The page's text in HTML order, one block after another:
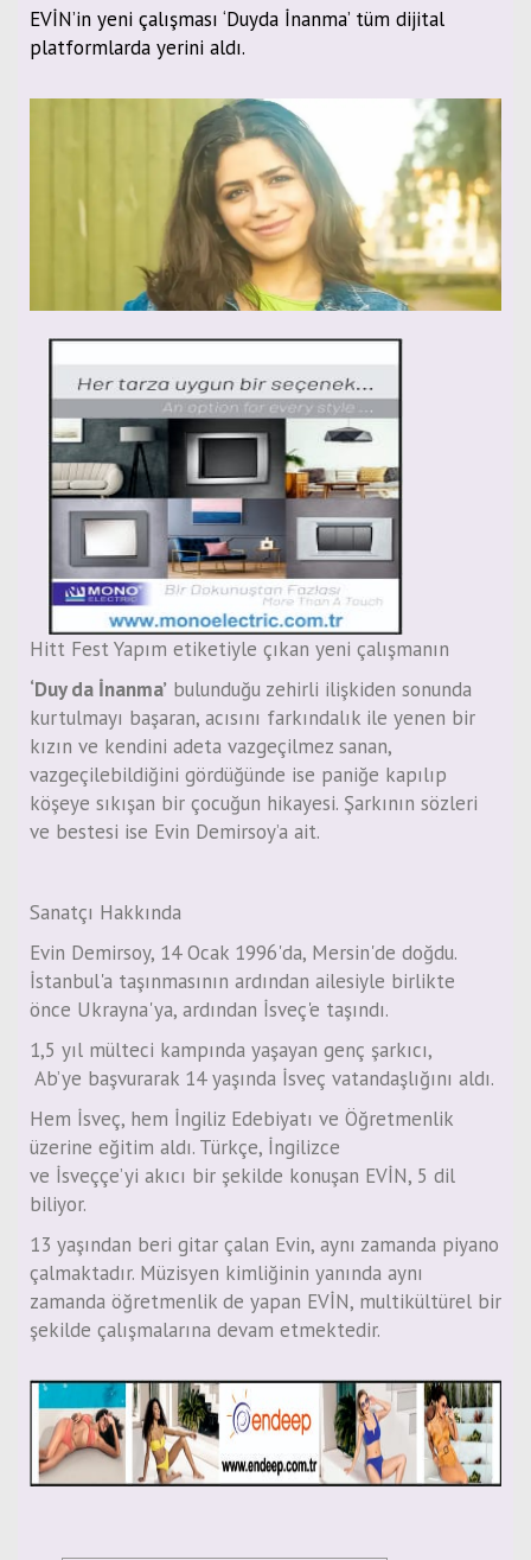
EVİN’in yeni çalışması ‘Duyda İnanma’ tüm dijital
platformlarda yerini aldı.
Hitt Fest Yapım etiketiyle çıkan yeni çalışmanın
‘Duy da İnanma’ bulunduğu zehirli ilişkiden sonunda
kurtulmayı başaran, acısını farkındalık ile yenen bir
kızın ve kendini adeta vazgeçilmez sanan,
vazgeçilebildiğini gördüğünde ise paniğe kapılıp
köşeye sıkışan bir çocuğun hikayesi. Şarkının sözleri
ve bestesi ise Evin Demirsoy’a ait.
Sanatçı Hakkında
Evin Demirsoy, 14 Ocak 1996'da, Mersin'de doğdu.
İstanbul'a taşınmasının ardından ailesiyle birlikte
önce Ukrayna'ya, ardından İsveç'e taşındı.
1,5 yıl mülteci kampında yaşayan genç şarkıcı,
Ab’ye başvurarak 14 yaşında İsveç vatandaşlığını aldı.
Hem İsveç, hem İngiliz Edebiyatı ve Öğretmenlik
üzerine eğitim aldı. Türkçe, İngilizce
ve İsveççe’yi akıcı bir şekilde konuşan EVİN, 5 dil
biliyor.
13 yaşından beri gitar çalan Evin, aynı zamanda piyano
çalmaktadır. Müzisyen kimliğinin yanında aynı
zamanda öğretmenlik de yapan EVİN, multikültürel bir
şekilde çalışmalarına devam etmektedir.